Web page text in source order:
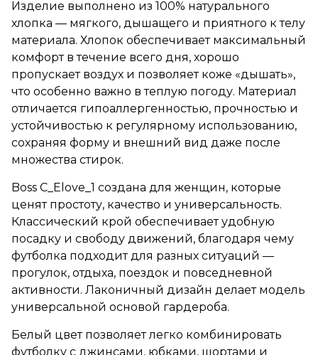
Изделие выполнено из 100% натурального
хлопка — мягкого, дышащего и приятного к телу
материала. Хлопок обеспечивает максимальный
комфорт в течение всего дня, хорошо
пропускает воздух и позволяет коже «дышать»,
что особенно важно в теплую погоду. Материал
отличается гипоаллергенностью, прочностью и
устойчивостью к регулярному использованию,
сохраняя форму и внешний вид даже после
множества стирок.
Boss C_Elove_1 создана для женщин, которые
ценят простоту, качество и универсальность.
Классический крой обеспечивает удобную
посадку и свободу движений, благодаря чему
футболка подходит для разных ситуаций —
прогулок, отдыха, поездок и повседневной
активности. Лаконичный дизайн делает модель
универсальной основой гардероба.
Белый цвет позволяет легко комбинировать
футболку с джинсами, юбками, шортами и